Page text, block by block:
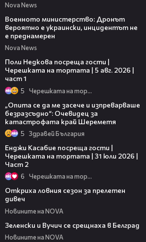
Nova News
Военното министерство: Дронът
вероятно е украински, инцидентът не
е преднамерен
Nova News
Поли Недкова посреща гости |
Черешката на тортата | 5 авг. 2026 |
част 1
5 Черешката на тортата
„Опита се да ме засече и изпреварваше
безразсъдно“: Очевидец за
катастрофата край Шереметя
5 Здравей България
Енджи Касабие посреща гости |
Черешката на тортата | 31 юли 2026 |
Част 2
6 Черешката на тортата
Откриха ловния сезон за прелетен
дивеч
Новините на NOVA
Зеленски и Вучич се срещнаха в Белград
Новините на NOVA